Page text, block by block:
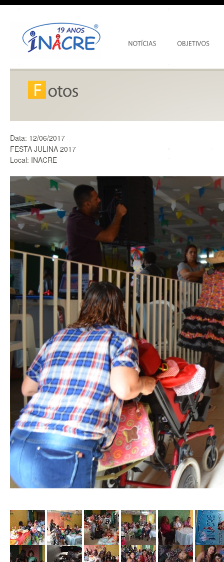
Data: 12/06/2017
FESTA JULINA 2017
Local: INACRE